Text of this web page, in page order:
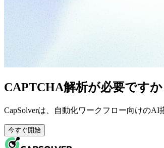
CAPTCHA解析が必要ですか
CapSolverは、自動化ワークフロー向けのAI
今すぐ開始